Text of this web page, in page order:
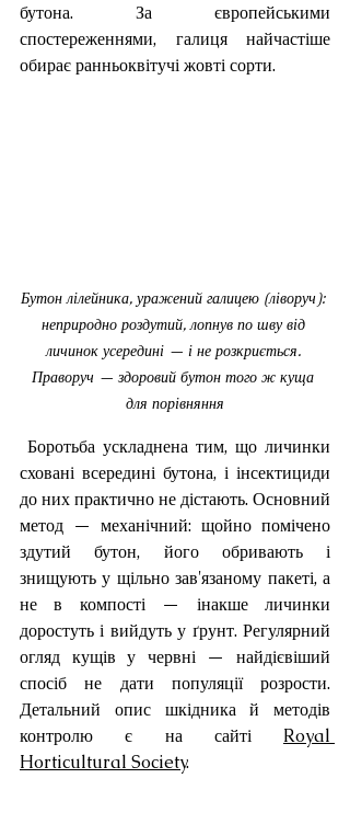
бутона. За європейськими
спостереженнями, галиця найчастіше
обирає ранньоквітучі жовті сорти.
Бутон лілейника, уражений галицею (ліворуч):
неприродно роздутий, лопнув по шву від
личинок усередині — і не розкриється.
Праворуч — здоровий бутон того ж куща
для порівняння
Боротьба ускладнена тим, що личинки
сховані всередині бутона, і інсектициди
до них практично не дістають. Основний
метод — механічний: щойно помічено
здутий бутон, його обривають і
знищують у щільно зав'язаному пакеті, а
не в компості — інакше личинки
доростуть і вийдуть у ґрунт. Регулярний
огляд кущів у червні — найдієвіший
спосіб не дати популяції розрости.
Детальний опис шкідника й методів
контролю є на сайті Royal
Horticultural Society.